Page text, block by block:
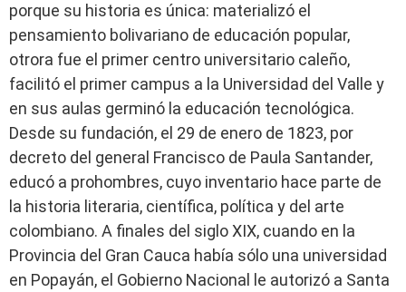
porque su historia es única: materializó el
pensamiento bolivariano de educación popular,
otrora fue el primer centro universitario caleño,
facilitó el primer campus a la Universidad del Valle y
en sus aulas germinó la educación tecnológica.
Desde su fundación, el 29 de enero de 1823, por
decreto del general Francisco de Paula Santander,
educó a prohombres, cuyo inventario hace parte de
la historia literaria, científica, política y del arte
colombiano. A finales del siglo XIX, cuando en la
Provincia del Gran Cauca había sólo una universidad
en Popayán, el Gobierno Nacional le autorizó a Santa